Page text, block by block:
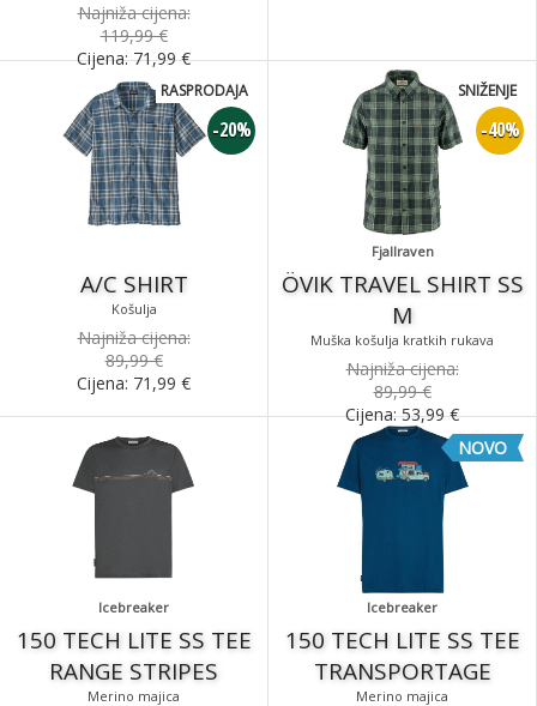
Najniža cijena:
119,99 €
Cijena:71,99€
A/C SHIRT
Košulja
-20%
RASPRODAJA
Najniža cijena:
89,99 €
Cijena: 71,99 €
Fjallraven
ÖVIK TRAVEL SHIRT SS
M
Muška košulja kratkih rukava
-40%
SNIŽENJE
Najniža cijena:
89,99 €
Cijena:53,99€
Icebreaker
150 TECH LITE SS TEE
RANGE STRIPES
Merino majica
Icebreaker
150 TECH LITE SS TEE
TRANSPORTAGE
Merino majica
NOVO